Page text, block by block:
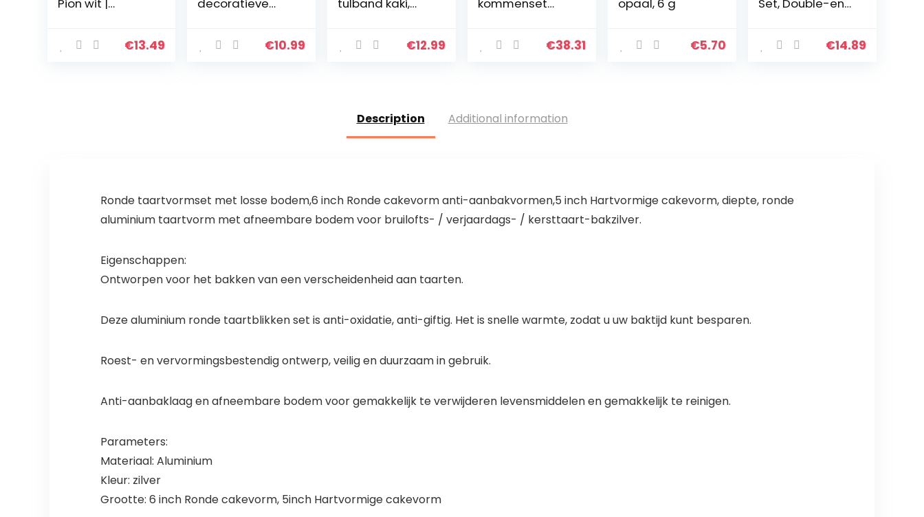
Pion wit |
Saltbord,
€13.49
decoratieve
decoratieve€10.99
tulband kaki,
herbruikbare€12.99
kommenset
kunststof deksel,
€38.31
opaal, 6 g
€5.70
Set, Double-end
Accessoires 9
€14.89
Description Additional information
Ronde taartvormset met losse bodem,6 inch Ronde cakevorm anti-aanbakvormen,5 inch Hartvormige cakevorm, diepte, ronde
aluminium taartvorm met afneembare bodem voor bruilofts- / verjaardags- / kersttaart-bakzilver.
Eigenschappen:
Ontworpen voor het bakken van een verscheidenheid aan taarten.
Deze aluminium ronde taartblikken set is anti-oxidatie, anti-giftig. Het is snelle warmte, zodat u uw baktijd kunt besparen.
Roest- en vervormingsbestendig ontwerp, veilig en duurzaam in gebruik.
Anti-aanbaklaag en afneembare bodem voor gemakkelijk te verwijderen levensmiddelen en gemakkelijk te reinigen.
Parameters:
Materiaal: Aluminium
Kleur: zilver
Grootte: 6 inch Ronde cakevorm, 5inch Hartvormige cakevorm